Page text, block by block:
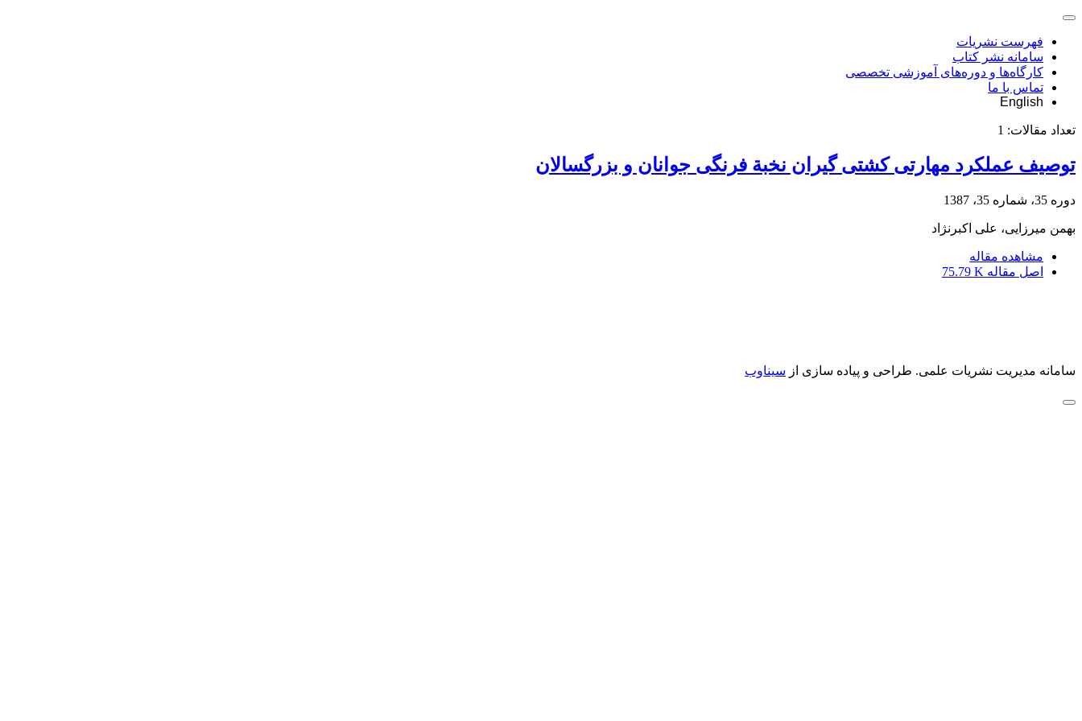
فهرست نشریات
سامانه نشر کتاب
کارگاه‌ها و دوره‌های آموزشی تخصصی
تماس با ما
English
تعداد مقالات: 1
توصیف عملکرد مهارتی کشتی گیران نخبة فرنگی جوانان و بزرگسالان
دوره 35، شماره 35، 1387
بهمن میرزایی، علی اکبرنژاد
مشاهده مقاله
اصل مقاله 75.79 K
سامانه مدیریت نشریات علمی. طراحی و پیاده سازی از سیناوب